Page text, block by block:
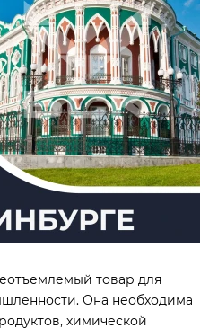
товар для
Она необходима
химической